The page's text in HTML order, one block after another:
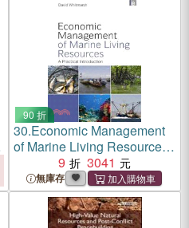
90 折
30.Economic Management
of Marine Living Resources:
A Practical Introduction
9 3041
無庫存